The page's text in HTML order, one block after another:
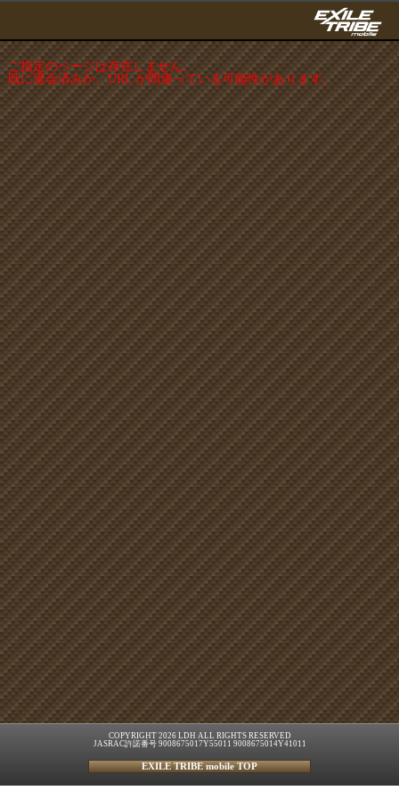
ご指定のページは存在しません。
既に退会済みか、URL が間違っている可能性があります。
COPYRIGHT 2026 LDH ALL RIGHTS RESERVED
JASRAC許諾番号 9008675017Y55011 9008675014Y41011
EXILE TRIBE mobile TOP